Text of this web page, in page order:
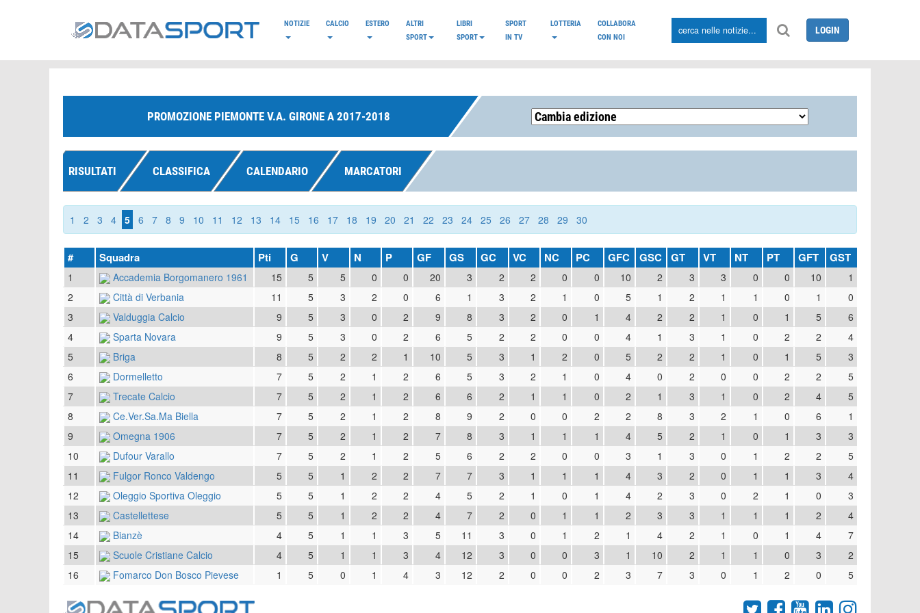
NOTIZIE CALCIO ESTERO
ALTRI
SPORT
LIBRI
SPORT
SPORT
IN TV
LOTTERIA
COLLABORA
CON NOI
LOGIN
PROMOZIONE PIEMONTE V.A. GIRONE A 2017-2018
RISULTATI CLASSIFICA CALENDARIO MARCATORI
1 2 3 4 5 6 7 8 9 10 11 12 13 14 15 16 17 18 19 20 21 22 23 24 25 26 27 28 29 30
# Squadra Pti G V N P GF GS GC VC NC PC GFC GSC GT VT NT PT GFT GST
1 Accademia Borgomanero 1961 15 5 5 0 0 20 3 2 2 0 0 10 2 3 3 0 0 10
1
2
Città di Verbania 11 5 3 2 0 6 1 3 2 1 0 5 1 2 1 1 0 1
0
3
Valduggia Calcio 9 5 3 0 2 9 8 3 2 0 1 4 2 2 1 0 1 5
6
4
Sparta Novara 9 5 3 0 2 6 5 2 2 0 0 4 1 3 1 0 2 2
4
5
Briga 8 5 2 2 1 10 5 3 1 2 0 5 2 2 1 0 1 5
3
6
Dormelletto 7 5 2 1 2 6 5 3 2 1 0 4 0 2 0 0 2 2
5
7
Trecate Calcio 7 5 2 1 2 6 6 2 1 1 0 2 1 3 1 0 2 4
5
8
Ce.Ver.Sa.Ma Biella 7 5 2 1 2 8 9 2 0 0 2 2 8 3 2 1 0 6
1
9
Omegna 1906 7 5 2 1 2 7 8 3 1 1 1 4 5 2 1 0 1 3
3
10
Dufour Varallo 7 5 2 1 2 5 6 2 2 0 0 3 1 3 0 1 2 2
5
11
Fulgor Ronco Valdengo 5 5 1 2 2 7 7 3 1 1 1 4 3 2 0 1 1 3
4
12
Oleggio Sportiva Oleggio 5 5 1 2 2 4 5 2 1 0 1 4 2 3 0 2 1 0
3
13
Castellettese 5 5 1 2 2 4 7 2 0 1 1 2 3 3 1 1 1 2
4
14
Bianzè 4 5 1 1 3 5 11 3 0 1 2 1 4 2 1 0 1 4
7
15
Scuole Cristiane Calcio 4 5 1 1 3 4 12 3 0 0 3 1 10 2 1 1 0 3
2
16
Fomarco Don Bosco Pievese 1 5 0 1 4 3 12 2 0 0 2 3 7 3 0 1 2 0 5